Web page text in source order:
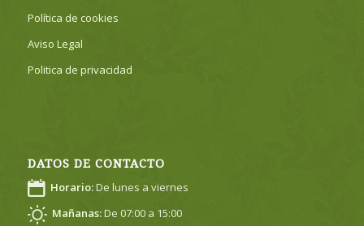
Política de cookies
Aviso Legal
Politica de privacidad
DATOS DE CONTACTO
Horario:De lunes a viernes
Mañanas:De 07:00 a 15:00